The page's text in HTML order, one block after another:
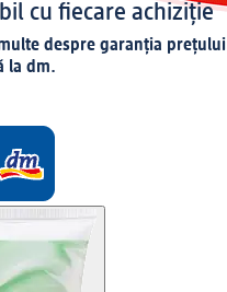
cu fiecare achiziție
despre garanția prețului
la dm.